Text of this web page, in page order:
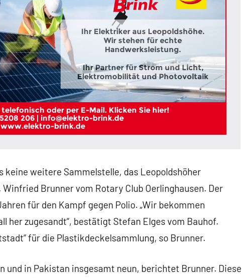
Ihr Elektriker aus Leopoldshöhe.
Wir stehen für echte
Handwerksleistung.
Ihr Partner für Strom und Licht,
Elektromobilität und Photovoltaik
oder per E-Mail. Klicken Sie hier!
206 | info@elektro-brink.de
www.elektro-brink.de
keine weitere Sammelstelle, das Leopoldshöher
Brunner vom Rotary Club Oerlinghausen. Der
für den Kampf gegen Polio. „Wir bekommen
her zugesandt“, bestätigt Stefan Elges vom Bauhof.
für die Plastikdeckelsammlung, so Brunner.
und in Pakistan insgesamt neun, berichtet Brunner. Diese